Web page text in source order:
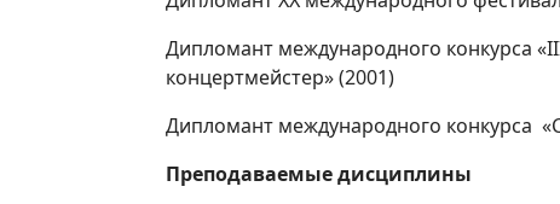
Дипломант международного конкурса
концертмейстер» (2001)
Дипломант международного конкурса
Преподаваемые дисциплины